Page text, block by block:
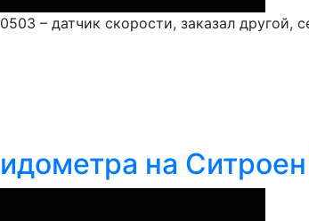
– датчик скорости, заказал
на